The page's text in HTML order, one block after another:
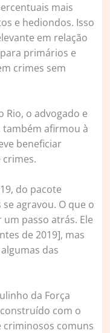
mais
e hediondos. Isso
em relação
primários e
crimes sem
Rio, o advogado e
também afirmou à
beneficiar
do pacote
agravou. O que o
passo atrás. Ele
de 2019], mas
das
da Força
com o
comuns